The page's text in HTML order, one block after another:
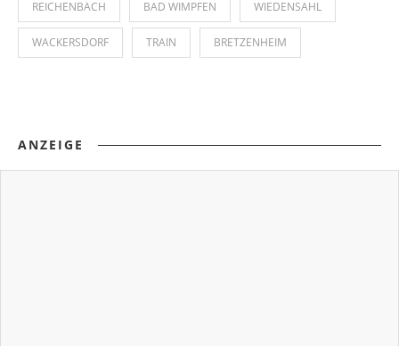
REICHENBACH BAD WIMPFEN WIEDENSAHL
WACKERSDORF TRAIN BRETZENHEIM
ANZEIGE